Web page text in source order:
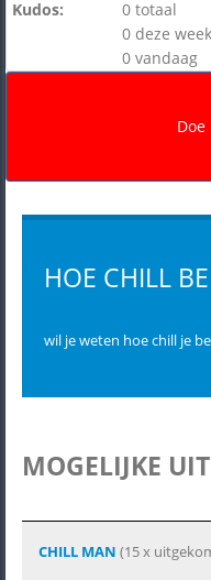
Kudos:
0 totaal
0 deze week
0 vandaag
HOE CHILL
wil je weten hoe chill je
MOGELIJKE
CHILL MAN (15 x